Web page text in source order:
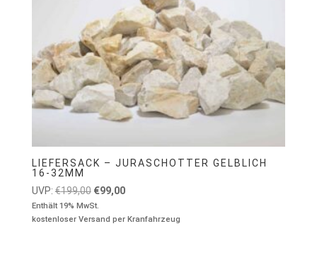
LIEFERSACK – JURASCHOTTER GELBLICH
16-32MM
UVP: €199,00 Ursprünglicher
Preis
war:
€99,00Aktueller
ist:
Enthält 19% MwSt.
kostenloser Versand per Kranfahrzeug